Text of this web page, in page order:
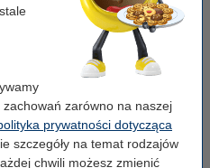
zarówno na naszej
prywatności dotycząca
szczegóły na temat rodzajów
chwili możesz zmienić
znakowania podłóg
33 m (szer. X dł.)